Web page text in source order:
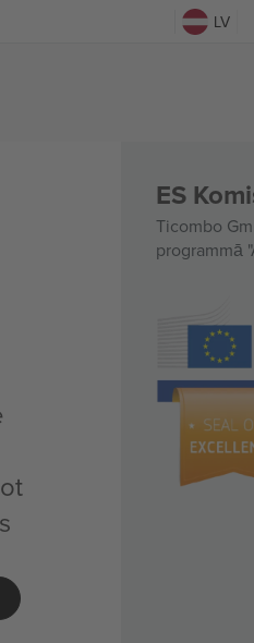
LV
ES
Ticombo
programmā